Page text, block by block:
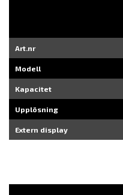
Art.nr
Modell
Kapacitet
Upplösning
Extern display